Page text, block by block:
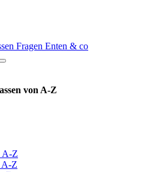
Fragen Enten & co
von A-Z
A-Z
A-Z